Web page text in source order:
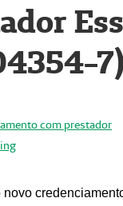
7)
com prestador
novo